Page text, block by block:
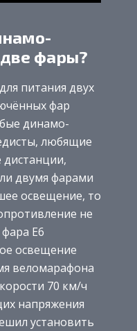
фары?
питания двух
фар
динамо-
любящие
двумя фарами
освещение, то
не
E6
освещение
веломарафона
70 км/ч
напряжения
установить